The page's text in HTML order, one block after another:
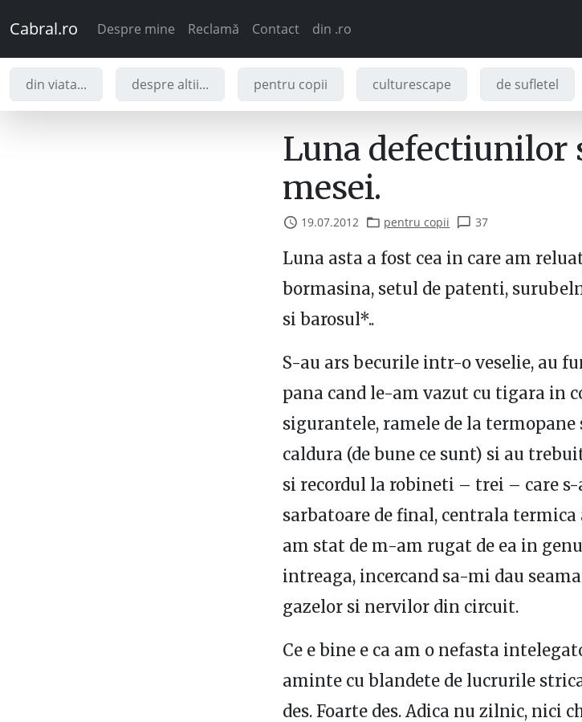
Cabral.ro Despre mine Reclamă Contact din .ro
din viata... despre altii... pentru copii culturescape de sufletel
Luna defectiunilor
mesei.
19.07.2012 pentru copii 37
Luna asta a fost cea in care am
bormasina, setul de patenti,
si barosul*..
S-au ars becurile intr-o veselie, au
pana cand le-am vazut cu tigara in
sigurantele, ramele de la termopane
caldura (de bune ce sunt) si au
si recordul la robineti – trei – care s-
sarbatoare de final, centrala termica
am stat de m-am rugat de ea in
intreaga, incercand sa-mi dau
gazelor si nervilor din circuit.
Ce e bine e ca am o nefasta
aminte cu blandete de lucrurile
des. Foarte des. Adica nu zilnic, nici